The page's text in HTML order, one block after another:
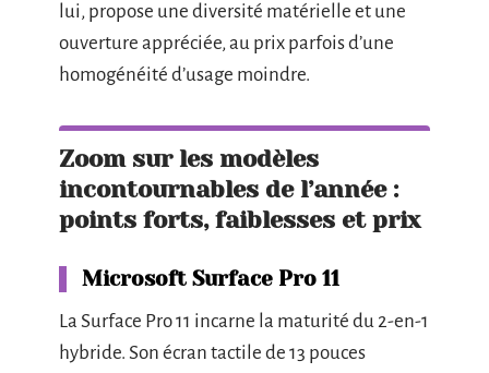
lui, propose une diversité matérielle et une
ouverture appréciée, au prix parfois d’une
homogénéité d’usage moindre.
Zoom sur les modèles
incontournables de l’année :
points forts, faiblesses et prix
Microsoft Surface Pro 11
La Surface Pro 11 incarne la maturité du 2-en-1
hybride. Son écran tactile de 13 pouces